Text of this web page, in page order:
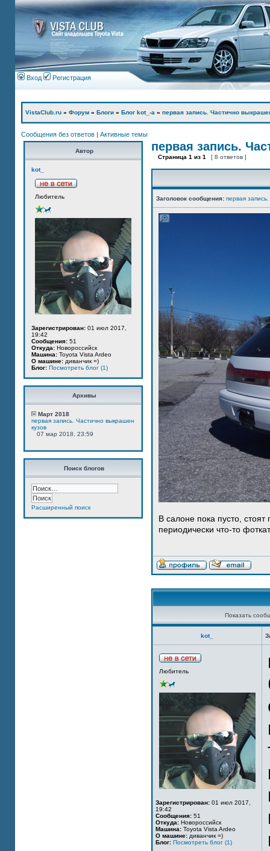
Вход Регистрация
VistaClub.ru » Форум » Блоги » Блог kot_-а » первая запись. Частично
Сообщения без ответов | Активные темы
Автор
kot_
Любитель
Зарегистрирован: 01 июл 2017,
19:42
Сообщения: 51
Откуда: Новороссийск
Машина: Toyota Vista Ardeo
О машине: диванчик =)
Блог: Посмотреть блог (1)
Архивы
Март 2018
первая запись. Частично выкрашен
кузов
07 мар 2018, 23:59
Поиск блогов
Расширенный поиск
первая запись.
Страница 1 из 1 [ 8 ответов ]
Заголовок сообщения: первая
В салоне пока пусто,
периодически что-то
Показать
kot_
Любитель
Зарегистрирован: 01 июл 2017,
19:42
Сообщения: 51
Откуда: Новороссийск
Машина: Toyota Vista Ardeo
О машине: диванчик =)
Блог: Посмотреть блог (1)